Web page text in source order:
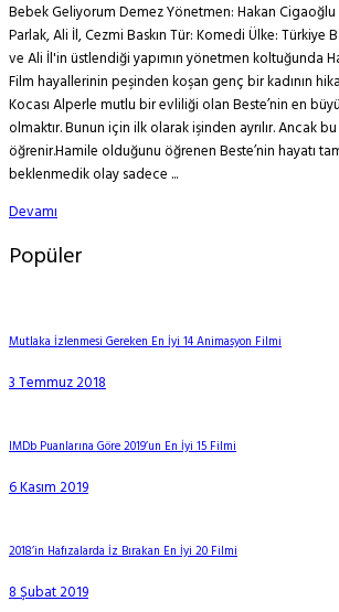
Bebek Geliyorum Demez Yönetmen: Hakan
Parlak, Ali İl, Cezmi Baskın Tür: Komedi Ülke: Türkiye
ve Ali İl'in üstlendiği yapımın yönetmen koltuğunda
Film hayallerinin peşinden koşan genç bir kadının
Kocası Alperle mutlu bir evliliği olan Beste’nin en
olmaktır. Bunun için ilk olarak işinden ayrılır. Ancak
öğrenir.Hamile olduğunu öğrenen Beste’nin hayatı
beklenmedik olay sadece ...
Devamı
Popüler
Mutlaka İzlenmesi Gereken En İyi 14 Animasyon Filmi
3 Temmuz 2018
IMDb Puanlarına Göre 2019’un En İyi 15 Filmi
6 Kasım 2019
2018’in Hafızalarda İz Bırakan En İyi 20 Filmi
8 Şubat 2019